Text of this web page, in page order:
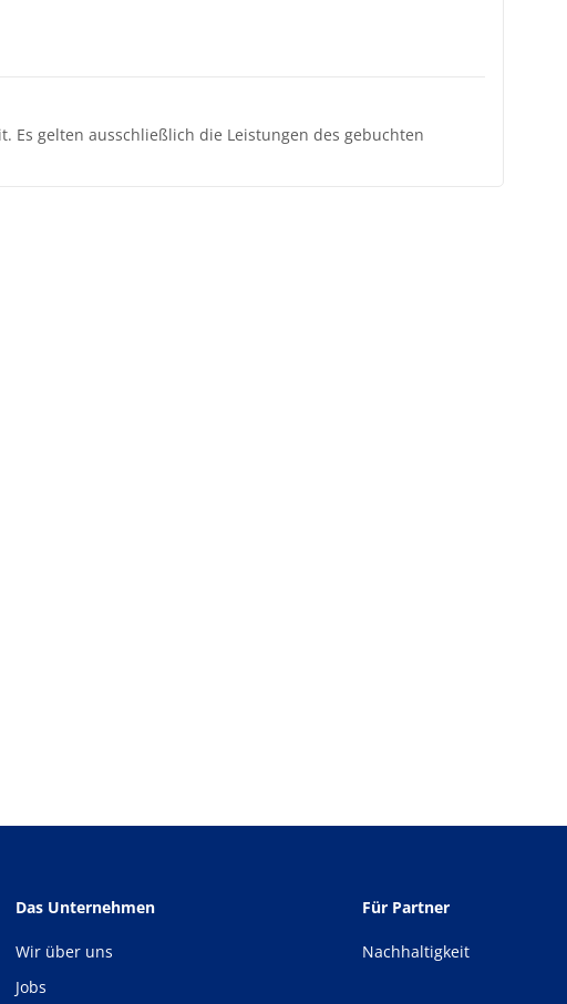
Es gelten ausschließlich die Leistungen des gebuchten
Das Unternehmen
Wir über uns
Jobs
Für Partner
Nachhaltigkeit